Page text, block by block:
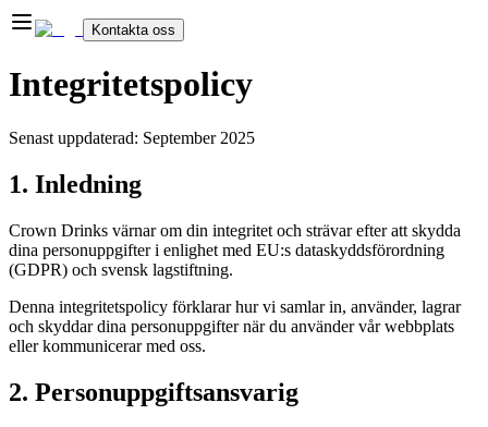
Kontakta oss
Integritetspolicy
Senast uppdaterad: September 2025
1. Inledning
Crown Drinks värnar om din integritet och strävar efter att skydda
dina personuppgifter i enlighet med EU:s dataskyddsförordning
(GDPR) och svensk lagstiftning.
Denna integritetspolicy förklarar hur vi samlar in, använder, lagrar
och skyddar dina personuppgifter när du använder vår webbplats
eller kommunicerar med oss.
2. Personuppgiftsansvarig